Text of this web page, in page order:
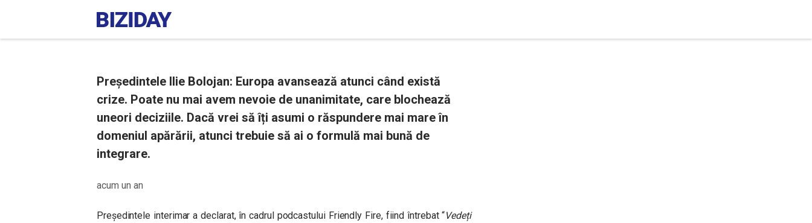
Președintele Ilie Bolojan: Europa avansează atunci când există
crize. Poate nu mai avem nevoie de unanimitate, care blochează
uneori deciziile. Dacă vrei să îți asumi o răspundere mai mare în
domeniul apărării, atunci trebuie să ai o formulă mai bună de
integrare.
acum un an
Președintele interimar a declarat, în cadrul podcastului Friendly Fire, fiind întrebat “Vedeți